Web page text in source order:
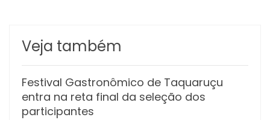
Veja também
Festival Gastronômico de Taquaruçu
entra na reta final da seleção dos
participantes